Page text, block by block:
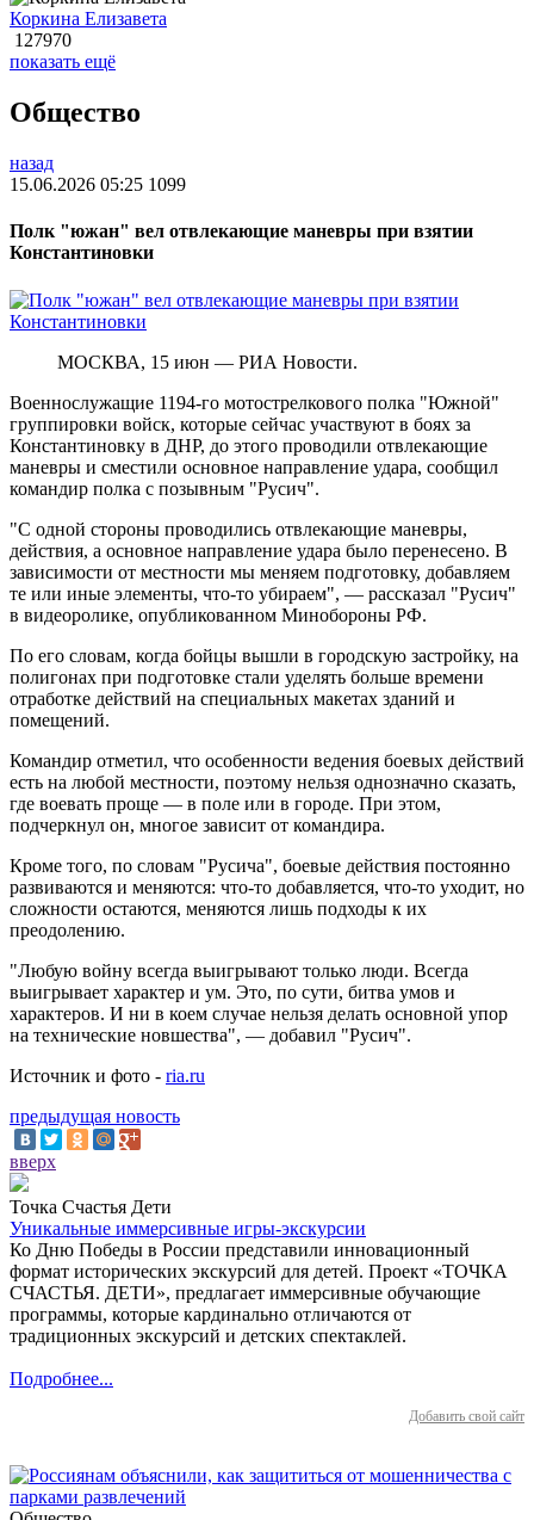
Коркина Елизавета
127970
показать ещё
Общество
назад
15.06.2026 05:25 1099
Полк "южан" вел отвлекающие маневры при взятии
Константиновки
МОСКВА, 15 июн — РИА Новости.
Военнослужащие 1194-го мотострелкового полка "Южной"
группировки войск, которые сейчас участвуют в боях за
Константиновку в ДНР, до этого проводили отвлекающие
маневры и сместили основное направление удара, сообщил
командир полка с позывным "Русич".
"С одной стороны проводились отвлекающие маневры,
действия, а основное направление удара было перенесено. В
зависимости от местности мы меняем подготовку, добавляем
те или иные элементы, что-то убираем", — рассказал "Русич"
в видеоролике, опубликованном Минобороны РФ.
По его словам, когда бойцы вышли в городскую застройку, на
полигонах при подготовке стали уделять больше времени
отработке действий на специальных макетах зданий и
помещений.
Командир отметил, что особенности ведения боевых действий
есть на любой местности, поэтому нельзя однозначно сказать,
где воевать проще — в поле или в городе. При этом,
подчеркнул он, многое зависит от командира.
Кроме того, по словам "Русича", боевые действия постоянно
развиваются и меняются: что-то добавляется, что-то уходит, но
сложности остаются, меняются лишь подходы к их
преодолению.
"Любую войну всегда выигрывают только люди. Всегда
выигрывает характер и ум. Это, по сути, битва умов и
характеров. И ни в коем случае нельзя делать основной упор
на технические новшества", — добавил "Русич".
Источник и фото - ria.ru
предыдущая новость
вверх
Точка Счастья Дети
Уникальные иммерсивные игры-экскурсии
Ко Дню Победы в России представили инновационный
формат исторических экскурсий для детей. Проект «ТОЧКА
СЧАСТЬЯ. ДЕТИ», предлагает иммерсивные обучающие
программы, которые кардинально отличаются от
традиционных экскурсий и детских спектаклей.
Подробнее...
Добавить свой сайт